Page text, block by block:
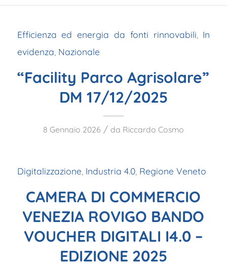
Efficienza ed energia da fonti rinnovabili
In
evidenza Nazionale
“Facility Parco Agrisolare”
DM 17/12/2025
8 Gennaio 2026 / da Riccardo Cosmo
Digitalizzazione Industria 4.0, Regione Veneto
CAMERA DI COMMERCIO
VENEZIA ROVIGO BANDO
VOUCHER DIGITALI I4.0 –
EDIZIONE 2025